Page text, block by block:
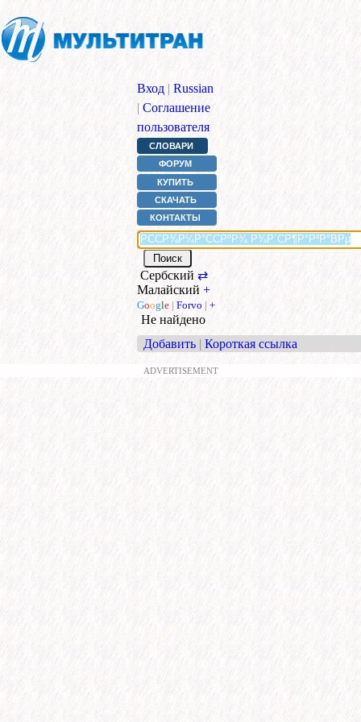
Вход | Russian
| Соглашение
пользователя
СЛОВАРИ
ФОРУМ
КУПИТЬ
СКАЧАТЬ
КОНТАКТЫ
Сербский ⇄
Малайский +
Google | Forvo | +
Не найдено
Добавить | Короткая ссылка
ADVERTISEMENT